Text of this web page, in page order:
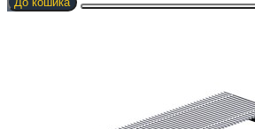
БІМЕТАЛІЧНІ РАДІАТОРИ